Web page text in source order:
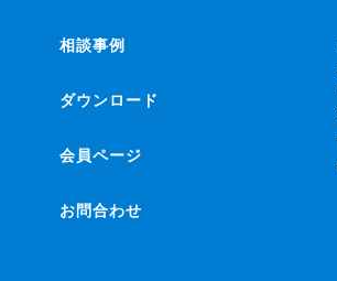
相談事例
ダウンロード
会員ページ
お問合わせ